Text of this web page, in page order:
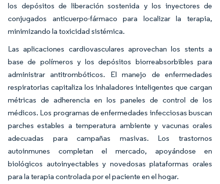
los depósitos de liberación sostenida y los inyectores de
conjugados anticuerpo-fármaco para localizar la terapia,
minimizando la toxicidad sistémica.
Las aplicaciones cardiovasculares aprovechan los stents a
base de polímeros y los depósitos biorreabsorbibles para
administrar antitrombóticos. El manejo de enfermedades
respiratorias capitaliza los inhaladores inteligentes que cargan
métricas de adherencia en los paneles de control de los
médicos. Los programas de enfermedades infecciosas buscan
parches estables a temperatura ambiente y vacunas orales
adecuadas para campañas masivas. Los trastornos
autoinmunes completan el mercado, apoyándose en
biológicos autoinyectables y novedosas plataformas orales
para la terapia controlada por el paciente en el hogar.